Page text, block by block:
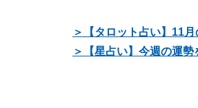
＞【タロット占い】11
＞【星占い】今週の運勢